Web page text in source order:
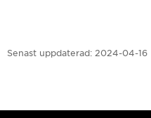
Senast uppdaterad: 2024-04-16